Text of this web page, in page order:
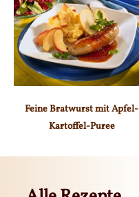
Feine Bratwurst mit Apfel-
Kartoffel-Puree